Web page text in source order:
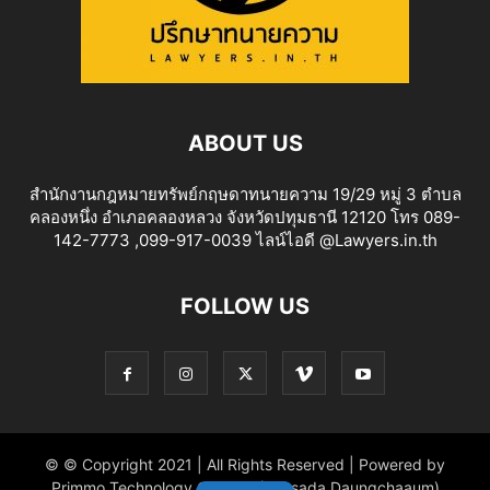
ABOUT US
สำนักงานกฎหมายทรัพย์กฤษดาทนายความ 19/29 หมู่ 3 ตำบล
คลองหนึ่ง อำเภอคลองหลวง จังหวัดปทุมธานี 12120 โทร 089-
142-7773 ,099-917-0039 ไลน์ไอดี @Lawyers.in.th
FOLLOW US
© © Copyright 2021 | All Rights Reserved | Powered by